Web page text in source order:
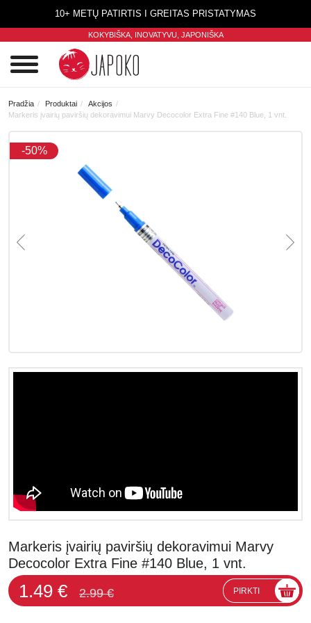
10+ METŲ PATIRTIS I GREITAS PRISTATYMAS
KOKYBIŠKA, INOVATYVU, JAPONIŠKA
Pradžia Produktai
Akcijos
Markeris įvairių paviršių dekoravimui Marvy Decocolor Extra Fine #140 Blue, 1 vnt.
-50%
Markeris įvairių paviršių dekoravimui Marvy
Decocolor Extra Fine #140 Blue, 1 vnt.
1.49 € 2.99 € PIRKTI